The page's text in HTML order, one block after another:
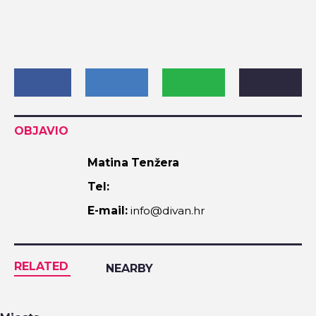
OBJAVIO
Matina Tenžera
Tel:
E-mail: info@divan.hr
RELATED NEARBY